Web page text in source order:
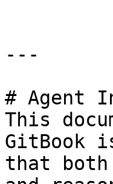
---
# Agent
This
GitBook
that both